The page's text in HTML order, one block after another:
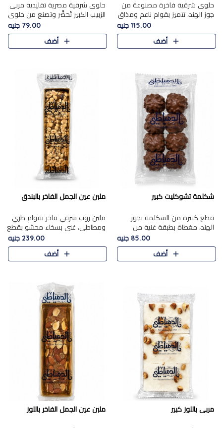
حلوى شرقية فاخرة مصنوعة من
جوز الهند، تتميز بقوام ناعم ومذاق
غني، وتزين بقطع من الفستق
الفاخر التي تضيف عليها قرمشة
115.00 جنيه
أضف
حلوى شرقية مصرية تقليدية مربى
الزبيب الكبير تُحضَّر وتصنع من حلوي
جوز الهند باسد بقوام طري ومذاق
غني، وتُزين وتغطا بحبات الزبيب
الذهبي التي ..
79.00 جنيه
أضف
شكلمة تشوكليت كبير
قطع كبيرة من الشكلمة بجوز
الهند، مغطاة بطبقة غنية من
الشوكولاتة الفاخرة لتجمع بين
القوام الطري من الداخل مركز جوز
الهند المطاطي والمذاق الغن..
85.00 جنيه
أضف
ملبن عين الجمل الفاخر بالبندق
ملبن روب شرقي فاخر بقوام طري
ومطاطي، غني بسخاء محشو بقطع
عين الجمل والبندق المحمص التي
تضيف قرمشة مميزة مُرضية
ونكهة جوزية غنية في كل
239.00 جنيه
أضف
مربى باللوز كبير ملبن عين الجمل الفاخر باللوز